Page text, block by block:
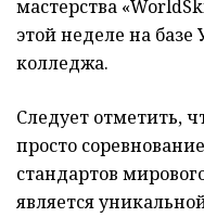
мастерства
этой неделе на
колледжа.
Следует отметить,
просто
стандартов
является